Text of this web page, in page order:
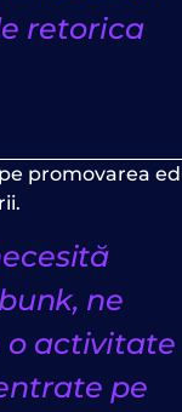
retorica
promovarea
ne
o activitate
pe